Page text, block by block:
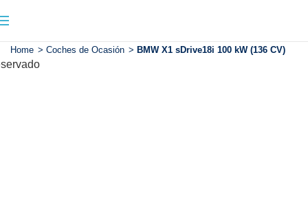
Home > Coches de Ocasión > BMW X1 sDrive18i 100 kW (136 CV)